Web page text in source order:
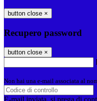
button close ×
Recupero password
button close ×
Non hai una e-mail associata al